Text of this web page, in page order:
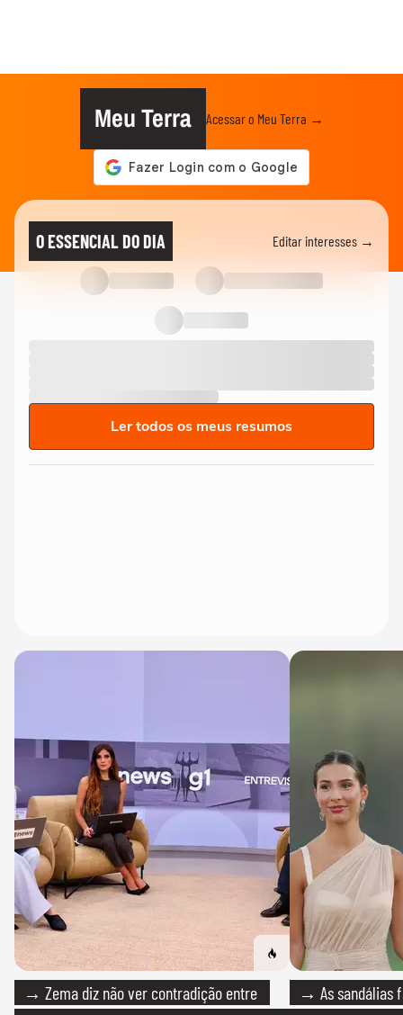
Meu Terra Acessar o Meu Terra →
O ESSENCIAL DO DIA Editar interesses →
Ler todos os meus resumos
→ Zema diz não ver contradição entre
→ As sandálias